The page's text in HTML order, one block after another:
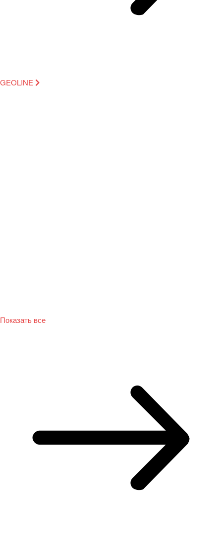
GEOLINE
Показать все